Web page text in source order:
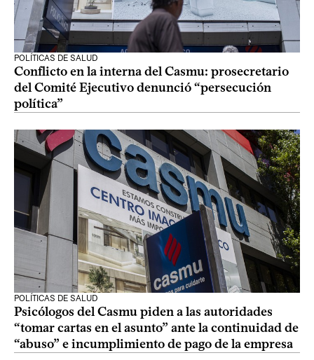
POLÍTICAS DE SALUD
Conflicto en la interna del Casmu: prosecretario
del Comité Ejecutivo denunció “persecución
política”
POLÍTICAS DE SALUD
Psicólogos del Casmu piden a las autoridades
“tomar cartas en el asunto” ante la continuidad de
“abuso” e incumplimiento de pago de la empresa